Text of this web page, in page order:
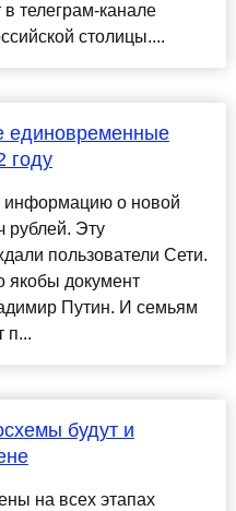
телеграм-канале
столицы....
единовременные
году
о новой
рублей. Эту
пользователи Сети.
якобы документ
Путин. И семьям
п...
будут и
на всех этапах